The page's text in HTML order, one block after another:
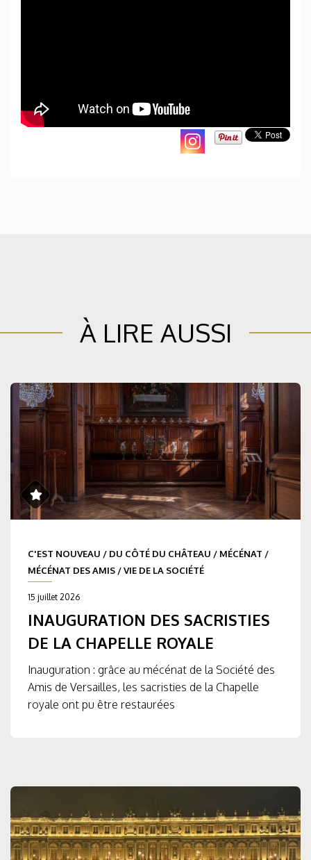
À LIRE AUSSI
C'EST NOUVEAU / DU CÔTÉ DU CHÂTEAU / MÉCÉNAT /
MÉCÉNAT DES AMIS /VIE DE LA SOCIÉTÉ
15 juillet 2026
INAUGURATION DES SACRISTIES
DE LA CHAPELLE ROYALE
Inauguration : grâce au mécénat de la Société des
Amis de Versailles, les sacristies de la Chapelle
royale ont pu être restaurées